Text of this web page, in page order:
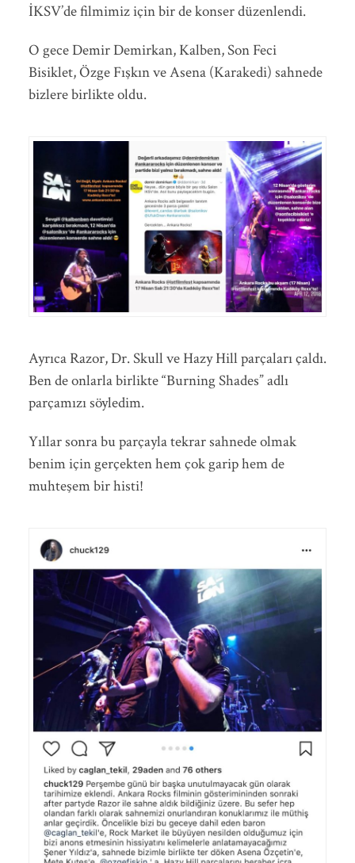
İKSV’de filmimiz için bir de konser düzenlendi.
O gece Demir Demirkan, Kalben, Son Feci
Bisiklet, Özge Fışkın ve Asena (Karakedi) sahnede
bizlere birlikte oldu.
Ayrıca Razor, Dr. Skull ve Hazy Hill parçaları çaldı.
Ben de onlarla birlikte “Burning Shades” adlı
parçamızı söyledim.
Yıllar sonra bu parçayla tekrar sahnede olmak
benim için gerçekten hem çok garip hem de
muhteşem bir histi!